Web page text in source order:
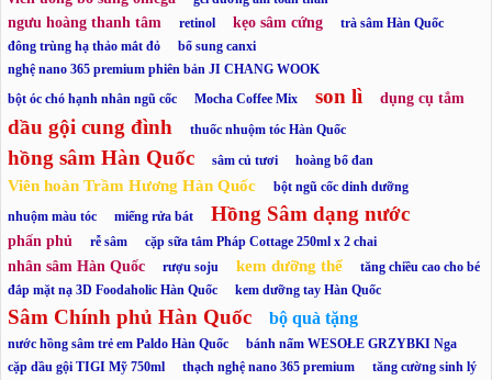
ngưu hoàng thanh tâm retinol kẹo sâm cứng
trà sâm Hàn Quốc
đông trùng hạ thảo mắt đỏ
bổ sung canxi
nghệ nano 365 premium phiên bản JI CHANG WOOK
bột óc chó hạnh nhân ngũ cốc
Mocha Coffee Mix son lì dụng cụ tắm
dầu gội cung đình thuốc nhuộm tóc Hàn Quốc
hồng sâm Hàn Quốc sâm củ tươi hoàng bổ đan
Viên hoàn Trầm Hương Hàn Quốc
bột ngũ cốc dinh dưỡng
nhuộm màu tóc
miếng rửa bát Hồng Sâm dạng nước
phấn phủ rễ sâm cặp sữa tắm Pháp Cottage 250ml x 2 chai
nhân sâm Hàn Quốc rượu soju kem dưỡng thể
tăng chiều cao cho bé
đắp mặt nạ 3D Foodaholic Hàn Quốc
kem dưỡng tay Hàn Quốc
Sâm Chính phủ Hàn Quốc bộ quà tặng
nước hồng sâm trẻ em Paldo Hàn Quốc
bánh nấm WESOŁE GRZYBKI Nga
cặp dầu gội TIGI Mỹ 750ml
thạch nghệ nano 365 premium
tăng cường sinh lý